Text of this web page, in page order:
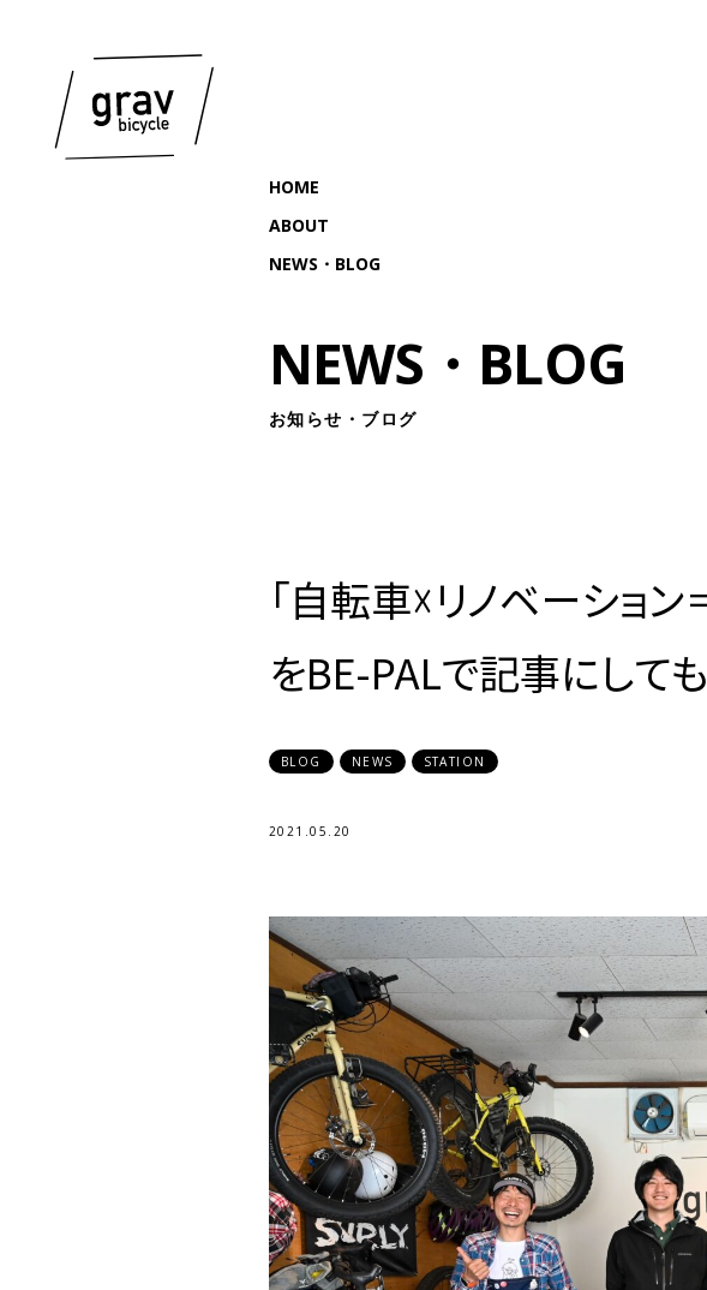
HOME
ABOUT
NEWS・BLOG
NEWS・BLOG
お知らせ・ブログ
「自転車☓リノベーショ
をBE-PALで記事にして
BLOG NEWS STATION
2021.05.20